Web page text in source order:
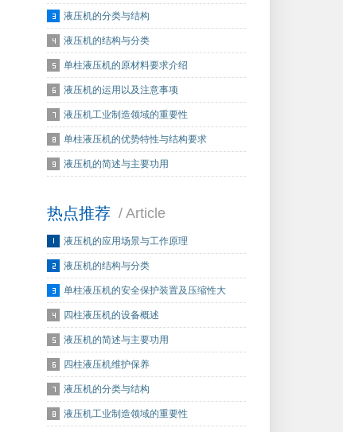
液压机的分类与结构
液压机的结构与分类
单柱液压机的原材料要求介绍
液压机的运用以及注意事项
液压机工业制造领域的重要性
单柱液压机的优势特性与结构要求
液压机的简述与主要功用
热点推荐 / Article
液压机的应用场景与工作原理
液压机的结构与分类
单柱液压机的安全保护装置及压缩性大
四柱液压机的设备概述
液压机的简述与主要功用
四柱液压机维护保养
液压机的分类与结构
液压机工业制造领域的重要性